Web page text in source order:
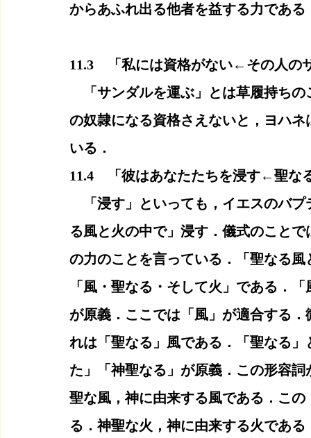
からあふれ出る他者を益する力である
11.3　「私には資格がない←その人の
「サンダルを運ぶ」とは草履持ちの
の奴隷になる資格さえないと，ヨハ
いる．
11.4　「彼はあなたたちを浸す←聖な
「浸す」といっても，イエスのバプ
る風と火の中で」浸す．儀式のこと
の力のことを言っている．「聖なる
「風・聖なる・そして火」である．
が原義．ここでは「風」が適合する
れは「聖なる」風である．「聖なる
た」「神聖なる」が原義．この形容
聖な風，神に由来する風である．こ
る．神聖な火，神に由来する火であ